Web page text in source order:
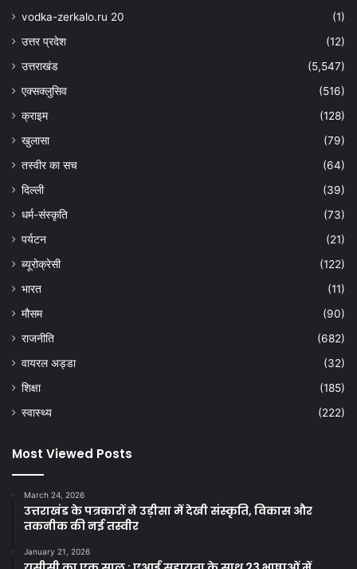
vodka-zerkalo.ru 20
(1)
उत्तर प्रदेश
(12)
उत्तराखंड
(5,547)
एक्सक्लुसिव
(516)
क्राइम
(128)
खुलासा
(79)
तस्वीर का सच
(64)
दिल्ली
(39)
धर्म-संस्कृति
(73)
पर्यटन
(21)
ब्यूरोक्रेसी
(122)
भारत
(11)
मौसम
(90)
राजनीति
(682)
वायरल अड्डा
(32)
शिक्षा
(185)
स्वास्थ्य
(222)
Most Viewed Posts
March 24, 2026
उत्तराखंड के पत्रकारों ने उड़ीसा में देखी संस्कृति, विकास और
तकनीक की नई तस्वीर
January 21, 2026